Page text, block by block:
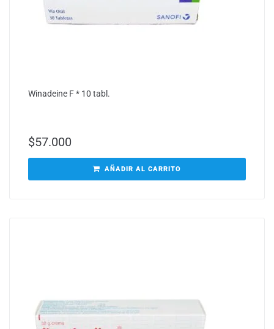
Winadeine F * 10 tabl.
$57.000
AÑADIR AL CARRITO